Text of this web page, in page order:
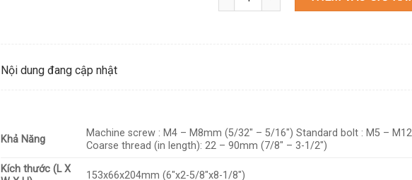
Nội dung đang cập nhật
Khả Năng
Machine screw : M4 – M8mm (5/32″ – 5/16″) Standard bolt : M5 –
Coarse thread (in length): 22 – 90mm (7/8″ – 3-1/2″)
Kích thước (L X
153x66x204mm (6″x2-5/8″x8-1/8″)